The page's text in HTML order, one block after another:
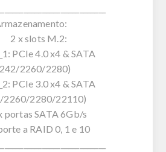
2 x slots M.2:
PCIe 4.0 x4 & SATA
2260/2280)
PCIe 3.0 x4 & SATA
2260/2280/22110)
SATA 6Gb/s
a RAID 0, 1 e 10